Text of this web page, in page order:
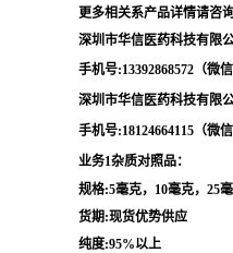
更多相关系产品详情请咨
深圳市华信医药科技有限
手机号:13392868572（微信
深圳市华信医药科技有限
手机号:18124664115（微信
业务1杂质对照品：
规格:5毫克，10毫克，25
货期:现货优势供应
纯度:95%以上